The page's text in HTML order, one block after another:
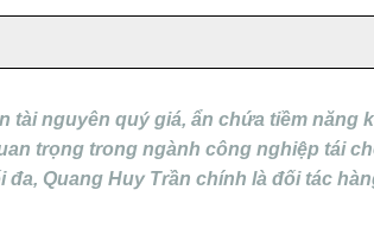
nguyên quý giá, ẩn chứa tiềm năng
trọng trong ngành công nghiệp tái
Quang Huy Trần chính là đối tác